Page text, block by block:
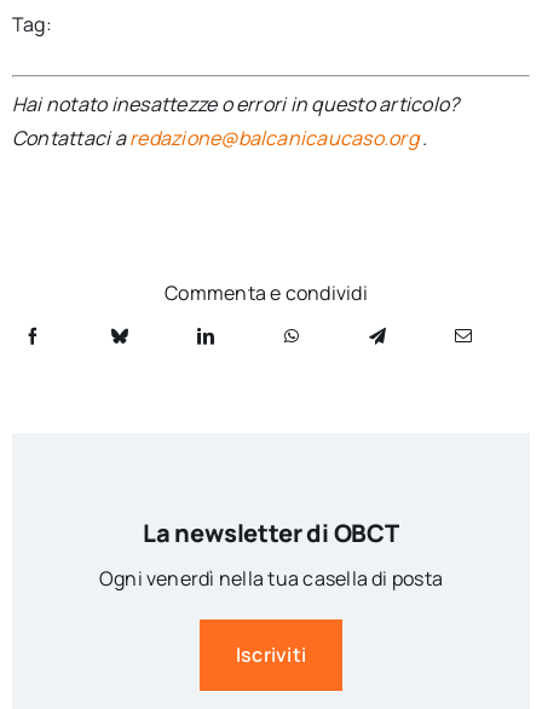
Tag:
Hai notato inesattezze o errori in questo articolo?
Contattaci aredazione@balcanicaucaso.org.
Commenta e condividi
La newsletter di OBCT
Ogni venerdì nella tua casella di posta
Iscriviti